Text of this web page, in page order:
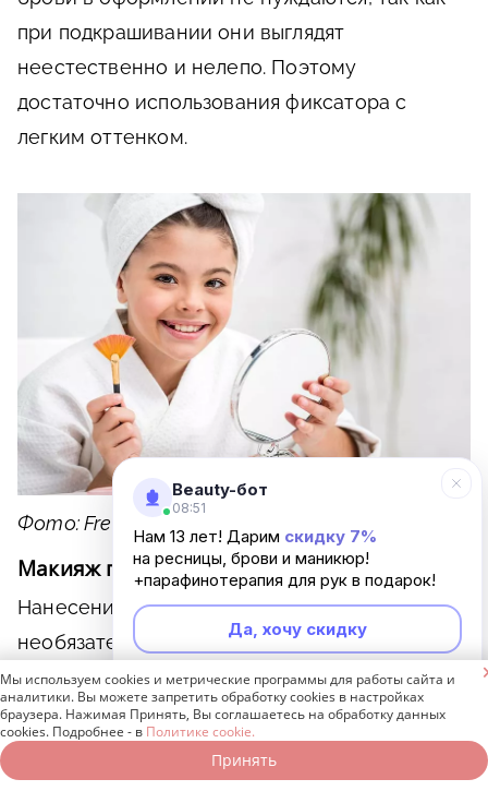
при подкрашивании они выглядят
неестественно и нелепо. Поэтому
достаточно использования фиксатора с
легким оттенком.
Фото: Freepik / Freepik
Макияж губ
Нанесение кремовой цветной помады
необязательно. Достаточно будет бальзама
или масла с легким оттенком.
Часто задаваемые
Beauty-бот
08:51
Нам 13 лет! Дарим скидку 7%
на ресницы, брови и маникюр!
+парафинотерапия для рук в подарок!
Да, хочу скидку
Неинтересно
Мы используем cookies и метрические программы для работы сайта и
аналитики. Вы можете запретить обработку cookies в настройках
браузера. Нажимая Принять, Вы соглашаетесь на обработку данных
cookies. Подробнее - в Политике cookie.
Принять